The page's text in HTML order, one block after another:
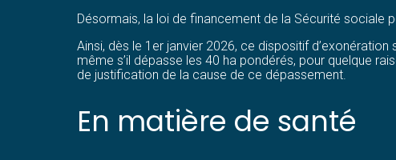
Désormais, la loi de financement de la Sécurité
Ainsi, dès le 1er janvier 2026, ce dispositif
même s’il dépasse les 40 ha pondérés, pour quelque
de justification de la cause de ce dépassement.
En matière de santé